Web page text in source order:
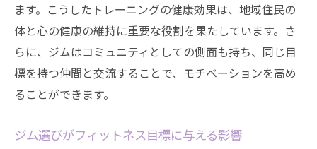
ます。こうしたトレーニングの健康効果は、地域住民の
体と心の健康の維持に重要な役割を果たしています。さ
らに、ジムはコミュニティとしての側面も持ち、同じ目
標を持つ仲間と交流することで、モチベーションを高め
ることができます。
ジム選びがフィットネス目標に与える影響